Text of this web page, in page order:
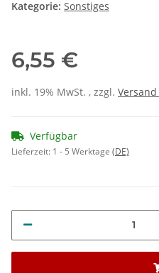
Kategorie: Sonstiges
6,55 €
inkl. 19% MwSt. , zzgl. Versand
Verfügbar
Lieferzeit: 1 - 5 Werktage (DE)